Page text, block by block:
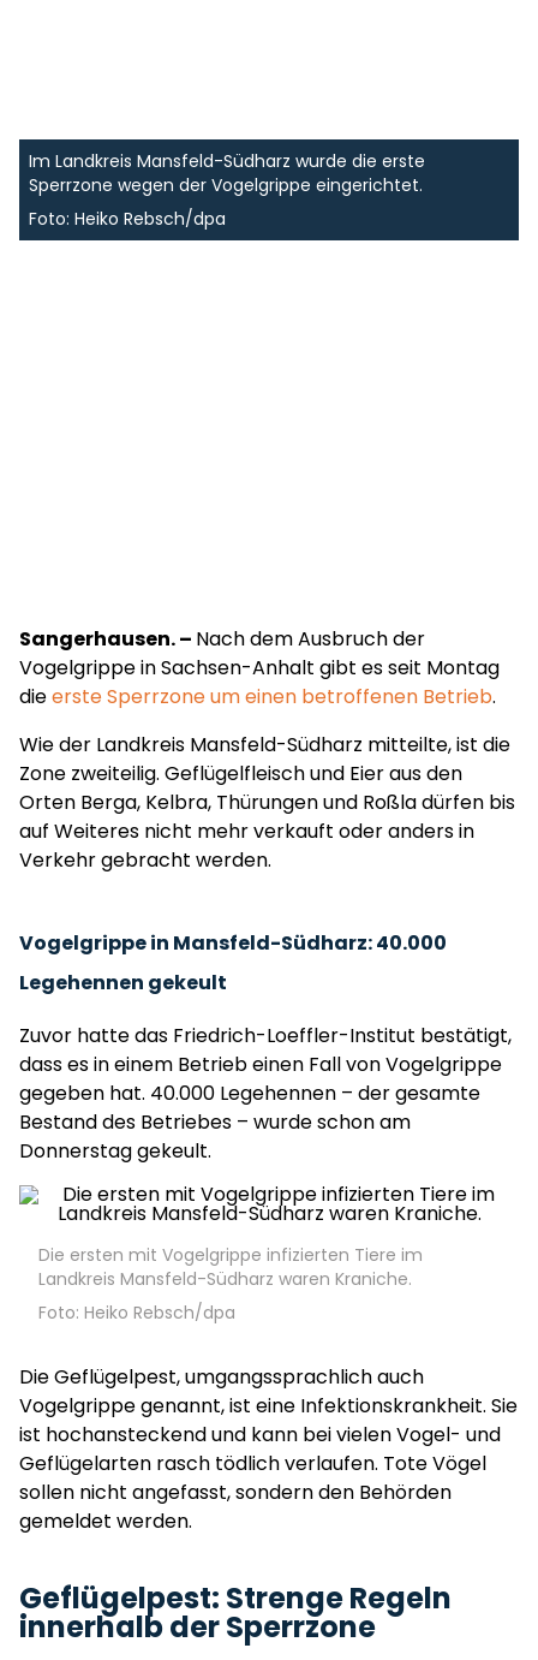
Im Landkreis Mansfeld-Südharz wurde die erste
Sperrzone wegen der Vogelgrippe eingerichtet.
Foto: Heiko Rebsch/dpa
Sangerhausen. – Nach dem Ausbruch der
Vogelgrippe in Sachsen-Anhalt gibt es seit Montag
dieerste Sperrzone um einen betroffenen Betrieb.
Wie der Landkreis Mansfeld-Südharz mitteilte, ist die
Zone zweiteilig. Geflügelfleisch und Eier aus den
Orten Berga, Kelbra, Thürungen und Roßla dürfen bis
auf Weiteres nicht mehr verkauft oder anders in
Verkehr gebracht werden.
Vogelgrippe in Mansfeld-Südharz: 40.000
Legehennen gekeult
Zuvor hatte das Friedrich-Loeffler-Institut bestätigt,
dass es in einem Betrieb einen Fall von Vogelgrippe
gegeben hat. 40.000 Legehennen – der gesamte
Bestand des Betriebes – wurde schon am
Donnerstag gekeult.
Die ersten mit Vogelgrippe infizierten Tiere im
Landkreis Mansfeld-Südharz waren Kraniche.
Foto: Heiko Rebsch/dpa
Die Geflügelpest, umgangssprachlich auch
Vogelgrippe genannt, ist eine Infektionskrankheit. Sie
ist hochansteckend und kann bei vielen Vogel- und
Geflügelarten rasch tödlich verlaufen. Tote Vögel
sollen nicht angefasst, sondern den Behörden
gemeldet werden.
Geflügelpest: Strenge Regeln
innerhalb der Sperrzone